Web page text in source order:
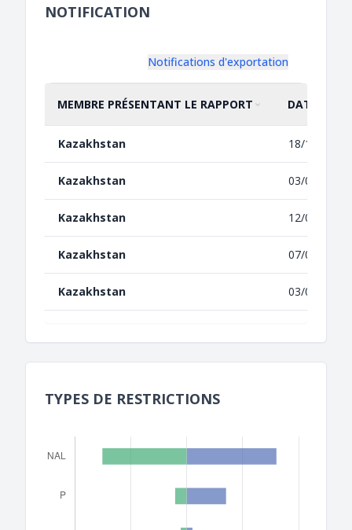
NOTIFICATION
Notifications d'exportation
TRIER PAR
MEMBRE PRÉSENTANT LE RAPPORT
CROISSANT TRIER PAR
DATE DE
CROISSANT
Kazakhstan 18/12/2024
Kazakhstan 03/04/2024
Kazakhstan 12/06/2023
Kazakhstan 07/05/2021
Kazakhstan 03/05/2017
TYPES DE RESTRICTIONS